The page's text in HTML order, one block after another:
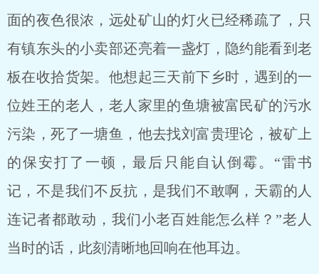
面的夜色很浓，远处矿山的灯火已经稀疏了，只
有镇东头的小卖部还亮着一盏灯，隐约能看到老
板在收拾货架。他想起三天前下乡时，遇到的一
位姓王的老人，老人家里的鱼塘被富民矿的污水
污染，死了一塘鱼，他去找刘富贵理论，被矿上
的保安打了一顿，最后只能自认倒霉。“雷书
记，不是我们不反抗，是我们不敢啊，天霸的人
连记者都敢动，我们小老百姓能怎么样？”老人
当时的话，此刻清晰地回响在他耳边。